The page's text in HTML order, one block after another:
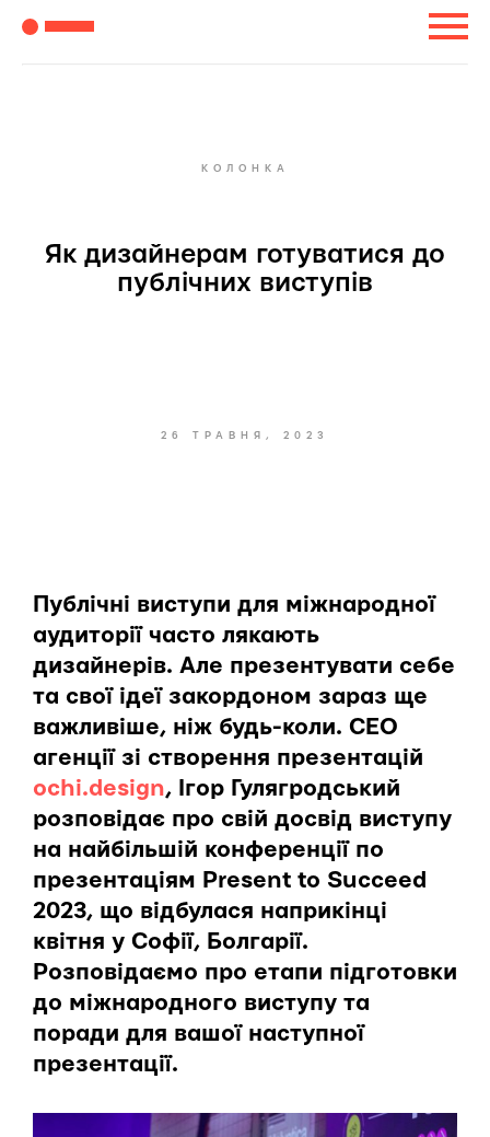
КОЛОНКА
Як дизайнерам готуватися до
публічних виступів
26 ТРАВНЯ, 2023
Публічні виступи для міжнародної
аудиторії часто лякають
дизайнерів. Але презентувати себе
та свої ідеї закордоном зараз ще
важливіше, ніж будь-коли. CEO
агенції зі створення презентацій
ochi.design, Ігор Гулягродський
розповідає про свій досвід виступу
на найбільшій конференції по
презентаціям Present to Succeed
2023, що відбулася наприкінці
квітня у Софії, Болгарії.
Розповідаємо про етапи підготовки
до міжнародного виступу та
поради для вашої наступної
презентації.